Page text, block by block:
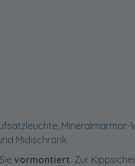
Mineralmarmor-
Midischrank
vormontiert. Zur